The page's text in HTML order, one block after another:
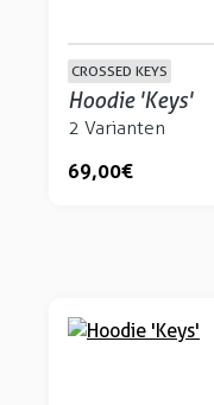
CROSSED KEYS
Hoodie 'Keys'
2 Varianten
69,00 €